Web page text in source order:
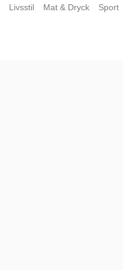
Livsstil Mat & Dryck Sport